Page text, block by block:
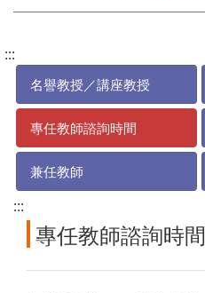
:::
名譽教授／講座教授
專任教師諮詢時間
兼任教師
:::
專任教師諮詢時間